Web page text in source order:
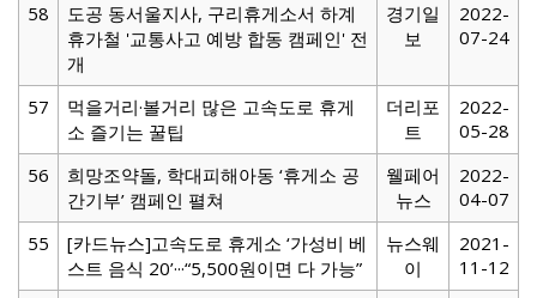
58
도공 동서울지사, 구리휴게소서 하계
휴가철 '교통사고 예방 합동 캠페인' 전
개
경기일
보
2022-
07-24
57
먹을거리·볼거리 많은 고속도로 휴게
소 즐기는 꿀팁
더리포
트
2022-
05-28
56
희망조약돌, 학대피해아동 ‘휴게소 공
간기부’ 캠페인 펼쳐
웰페어
뉴스
2022-
04-07
55
[카드뉴스]고속도로 휴게소 ‘가성비 베
스트 음식 20’···“5,500원이면 다 가능”
뉴스웨
이
2021-
11-12